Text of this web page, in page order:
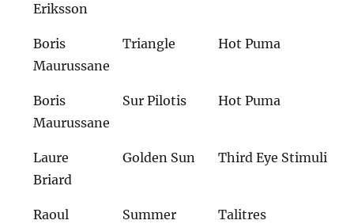
Eriksson
Boris
Maurussane
Triangle Hot Puma
Boris
Maurussane
Sur Pilotis Hot Puma
Laure
Briard
Golden Sun Third Eye Stimuli
Raoul
Summer
Talitres